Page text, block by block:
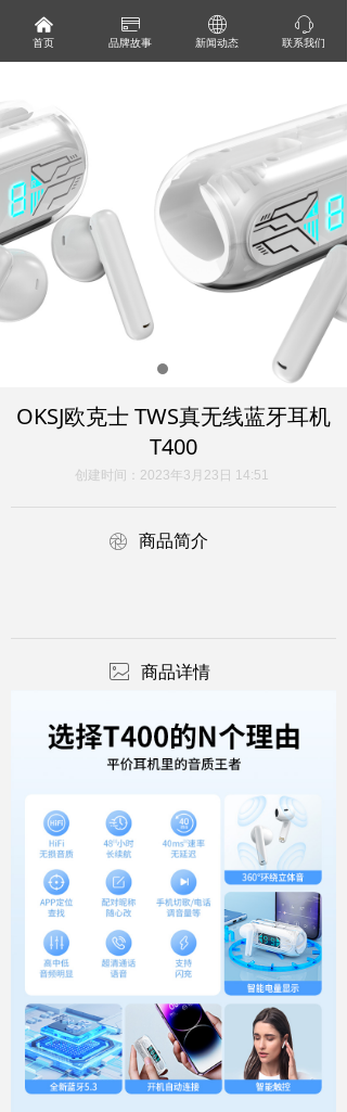
낀
首页
ꀔ
品牌故事
ꄓ
新闻动态
ꁱ
联系我们
OKSJ欧克士 TWS真无线蓝牙耳机
T400
商品简介
创建时间： 2023年3月23日 14:51
商品详情
ꁵ
ꂈ